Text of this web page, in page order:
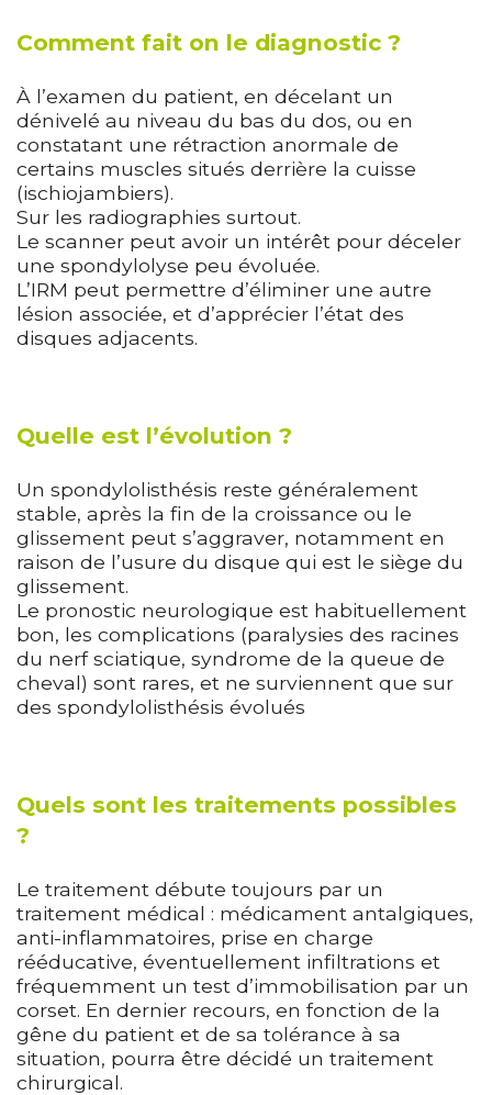
Comment fait on le diagnostic ?
À l’examen du patient, en décelant un
dénivelé au niveau du bas du dos, ou en
constatant une rétraction anormale de
certains muscles situés derrière la cuisse
(ischiojambiers).
Sur les radiographies surtout.
Le scanner peut avoir un intérêt pour déceler
une spondylolyse peu évoluée.
L’IRM peut permettre d’éliminer une autre
lésion associée, et d’apprécier l’état des
disques adjacents.
Quelle est l’évolution ?
Un spondylolisthésis reste généralement
stable, après la fin de la croissance ou le
glissement peut s’aggraver, notamment en
raison de l’usure du disque qui est le siège du
glissement.
Le pronostic neurologique est habituellement
bon, les complications (paralysies des racines
du nerf sciatique, syndrome de la queue de
cheval) sont rares, et ne surviennent que sur
des spondylolisthésis évolués
Quels sont les traitements possibles
?
Le traitement débute toujours par un
traitement médical : médicament antalgiques,
anti-inflammatoires, prise en charge
rééducative, éventuellement infiltrations et
fréquemment un test d’immobilisation par un
corset. En dernier recours, en fonction de la
gêne du patient et de sa tolérance à sa
situation, pourra être décidé un traitement
chirurgical.